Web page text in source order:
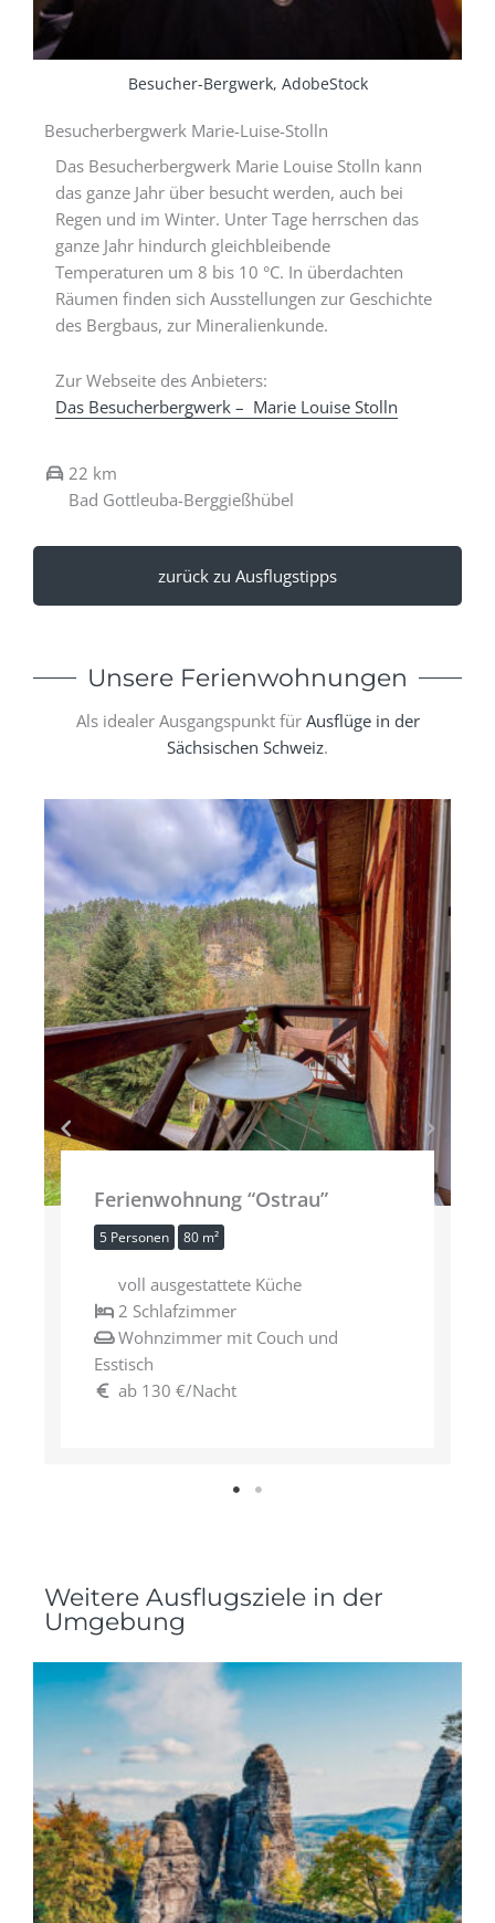
Besucher-Bergwerk, AdobeStock
Besucherbergwerk Marie-Luise-Stolln
Das Besucherbergwerk Marie Louise Stolln kann
das ganze Jahr über besucht werden, auch bei
Regen und im Winter. Unter Tage herrschen das
ganze Jahr hindurch gleichbleibende
Temperaturen um 8 bis 10 °C. In überdachten
Räumen finden sich Ausstellungen zur Geschichte
des Bergbaus, zur Mineralienkunde.
Zur Webseite des Anbieters:
Das Besucherbergwerk – Marie Louise Stolln
22 km
Bad Gottleuba-Berggießhübel
zurück zu Ausflugstipps
Unsere Ferienwohnungen
Als idealer Ausgangspunkt für Ausflüge in der
Sächsischen Schweiz.
Ferienwohnung “Ostrau”
5 Personen 80 m²
voll ausgestattete Küche
2 Schlafzimmer
Wohnzimmer mit Couch und
Esstisch
ab 130 €/Nacht
Weitere Ausflugsziele in der
Umgebung